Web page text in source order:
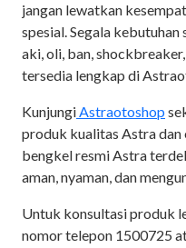
jangan lewatkan
spesial. Segala
aki, oli, ban,
tersedia lengkap di
KunjungiAstraotoshop
produk kualitas Astra dan
bengkel resmi Astra
aman, nyaman, dan
Untuk konsultasi produk
nomor telepon 1500725